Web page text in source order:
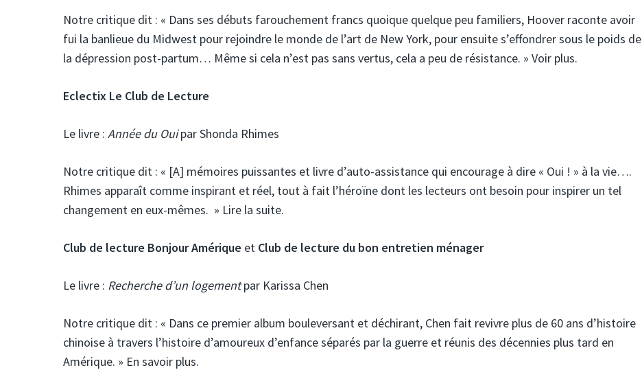
Notre critique dit : « Dans ses débuts farouchement francs quoique quelque peu familiers, Hoover raconte avoir
fui la banlieue du Midwest pour rejoindre le monde de l’art de New York, pour ensuite s’effondrer sous le poids de
la dépression post-partum… Même si cela n’est pas sans vertus, cela a peu de résistance. » Voir plus.
Eclectix Le Club de Lecture
Le livre : Année du Ouipar Shonda Rhimes
Notre critique dit : « [A] mémoires puissantes et livre d’auto-assistance qui encourage à dire « Oui ! » à la vie….
Rhimes apparaît comme inspirant et réel, tout à fait l’héroïne dont les lecteurs ont besoin pour inspirer un tel
changement en eux-mêmes. » Lire la suite.
Club de lecture Bonjour Amérique et Club de lecture du bon entretien ménager
Le livre : Recherche d’un logementpar Karissa Chen
Notre critique dit : « Dans ce premier album bouleversant et déchirant, Chen fait revivre plus de 60 ans d’histoire
chinoise à travers l’histoire d’amoureux d’enfance séparés par la guerre et réunis des décennies plus tard en
Amérique. » En savoir plus.